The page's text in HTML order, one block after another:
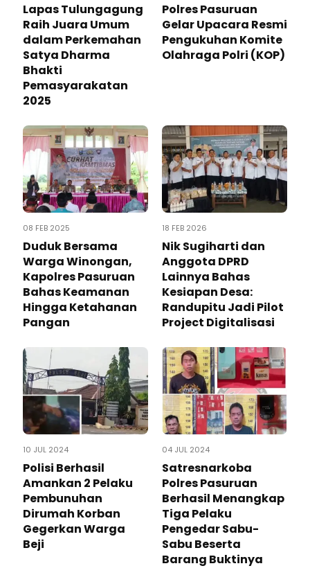
Lapas Tulungagung
Raih Juara Umum
dalam Perkemahan
Satya Dharma
Bhakti
Pemasyarakatan
2025
Polres Pasuruan
Gelar Upacara Resmi
Pengukuhan Komite
Olahraga Polri (KOP)
08 FEB 2025
Duduk Bersama
Warga Winongan,
Kapolres Pasuruan
Bahas Keamanan
Hingga Ketahanan
Pangan
18 FEB 2026
Nik Sugiharti dan
Anggota DPRD
Lainnya Bahas
Kesiapan Desa:
Randupitu Jadi Pilot
Project Digitalisasi
10 JUL 2024
Polisi Berhasil
Amankan 2 Pelaku
Pembunuhan
Dirumah Korban
Gegerkan Warga
Beji
04 JUL 2024
Satresnarkoba
Polres Pasuruan
Berhasil Menangkap
Tiga Pelaku
Pengedar Sabu-
Sabu Beserta
Barang Buktinya